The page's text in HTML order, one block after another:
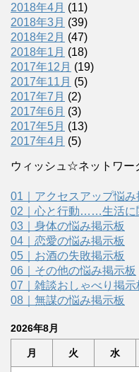
2018年4月 (11)
2018年3月 (39)
2018年2月 (47)
2018年1月 (18)
2017年12月 (19)
2017年11月 (5)
2017年7月 (2)
2017年6月 (3)
2017年5月 (13)
2017年4月 (5)
ウィッシュ☆ネットワー
01｜アクセスアップ悩み
02｜心と行動……生活に
03｜身体の悩み掲示板
04｜恋愛の悩み掲示板
05｜お酒の失敗掲示板
06｜その他の悩み掲示板
07｜雑談おしゃべり掲示
08｜無謀の悩み掲示板
2026年8月
月 火 水